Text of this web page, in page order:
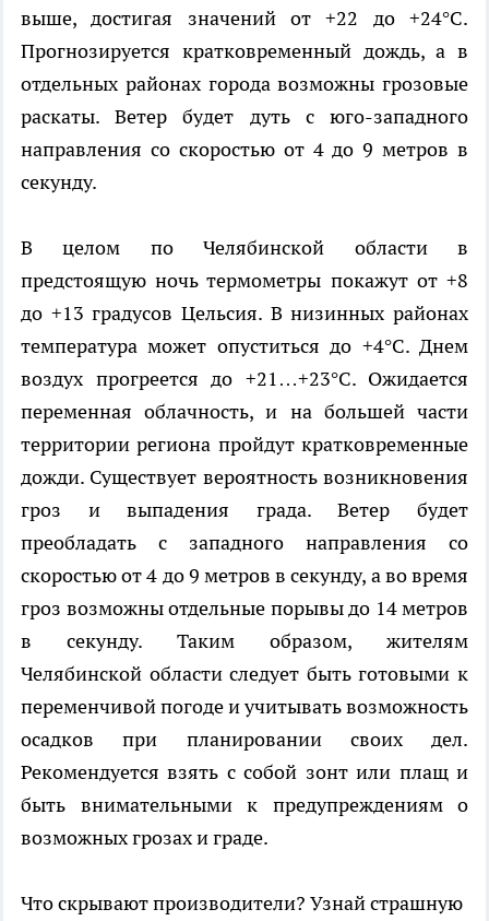
выше, достигая значений от +22 до +24°C.
Прогнозируется кратковременный дождь, а в
отдельных районах города возможны грозовые
раскаты. Ветер будет дуть с юго-западного
направления со скоростью от 4 до 9 метров в
секунду.
В целом по Челябинской области в
предстоящую ночь термометры покажут от +8
до +13 градусов Цельсия. В низинных районах
температура может опуститься до +4°C. Днем
воздух прогреется до +21…+23°C. Ожидается
переменная облачность, и на большей части
территории региона пройдут кратковременные
дожди. Существует вероятность возникновения
гроз и выпадения града. Ветер будет
преобладать с западного направления со
скоростью от 4 до 9 метров в секунду, а во время
гроз возможны отдельные порывы до 14 метров
в секунду. Таким образом, жителям
Челябинской области следует быть готовыми к
переменчивой погоде и учитывать возможность
осадков при планировании своих дел.
Рекомендуется взять с собой зонт или плащ и
быть внимательными к предупреждениям о
возможных грозах и граде.
Что скрывают производители? Узнай страшную